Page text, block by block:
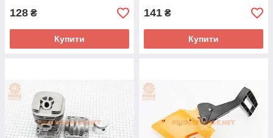
128 ₴
Купити
141 ₴
Купити